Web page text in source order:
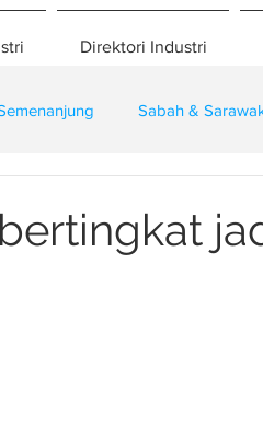
Direktori Industri
Sabah &